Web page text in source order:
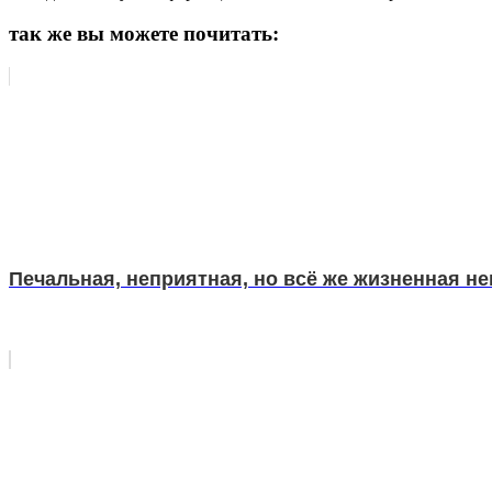
так же вы можете почитать:
Печальная, неприятная, но всё же жизненная